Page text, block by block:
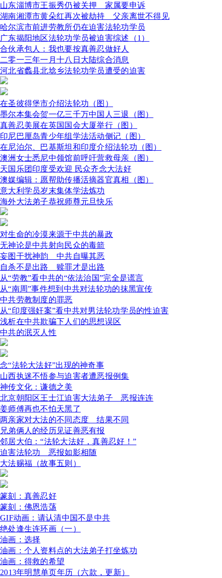
山东淄博市王振秀仍被关押 家属要申诉
湖南湘潭市黄朵红再次被劫持 父亲离世不得见
哈尔滨市前进劳教所仍在迫害法轮功学员
广东揭阳地区法轮功学员被迫害综述（1）
合伙承包人：我也要按真善忍做好人
二零一三年一月十八日大陆综合消息
河北省蠡县北埝乡法轮功学员遭受的迫害
在圣彼得堡市介绍法轮功（图）
墨尔本集会贺一亿三千万中国人三退（图）
真善忍美展在英国国会大厦举行（图）
印尼巴厘岛青少年组学法活动侧记（图）
在尼泊尔、巴基斯坦和印度介绍法轮功（图）
澳洲女士悉尼中领馆前呼吁营救母亲（图）
天国乐团印度受欢迎 民众齐念大法好
澳媒编辑：愿帮助传播活摘器官真相（图）
意大利学员岁末集体学法炼功
海外大法弟子恭祝师尊元旦快乐
对生命的冷漠来源于中共的暴政
无神论是中共射向民众的毒箭
妄图干扰神韵 中共自曝其恶
自杀不是出路 赎罪才是出路
从“劳教”看中共的“依法治国”完全是谎言
从“南周”事件想到中共对法轮功的抹黑宣传
中共劳教制度的罪恶
从“印度强奸案”看中共对男法轮功学员的性迫害
浅析在中共欺骗下人们的思想误区
中共的泯灭人性
念“法轮大法好”出现的神奇事
山西执迷不悟参与迫害者遭恶报例集
神传文化：谦德之美
北京朝阳区王士江迫害大法弟子 恶报连连
姜师傅再也不怕天黑了
两亲家对大法的不同态度 结果不同
兄弟俩人的经历见证善恶有报
邻居大伯：“法轮大法好，真善忍好！”
迫害法轮功 恶报如影相随
大法赐福（故事五则）
篆刻：真善忍好
篆刻：佛恩浩荡
GIF动画：请认清中国不是中共
绝处逢生连环画（一）
油画：选择
油画：个人资料点的大法弟子打坐炼功
油画：得救的希望
2013年明慧单页年历（六款，更新）